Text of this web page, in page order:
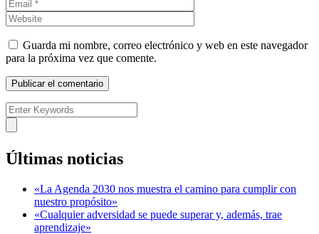
Guarda mi nombre, correo electrónico y web en este navegador
para la próxima vez que comente.
Últimas noticias
«La Agenda 2030 nos muestra el camino para cumplir con
nuestro propósito»
«Cualquier adversidad se puede superar y, además, trae
aprendizaje»